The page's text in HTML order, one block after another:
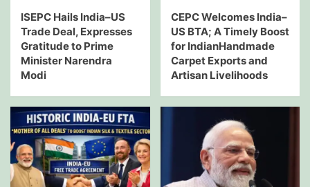
ISEPC Hails India–US
Trade Deal, Expresses
Gratitude to Prime
Minister Narendra
Modi
CEPC Welcomes India–
US BTA; A Timely Boost
for IndianHandmade
Carpet Exports and
Artisan Livelihoods